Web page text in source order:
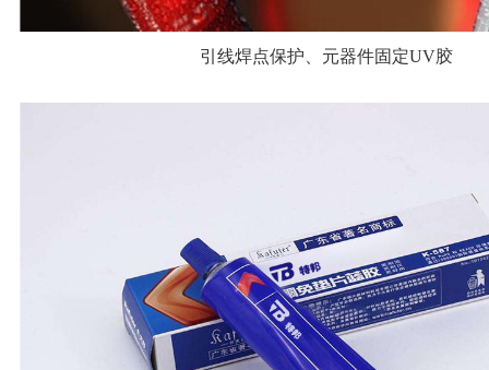
引线焊点保护、元器件固定UV胶